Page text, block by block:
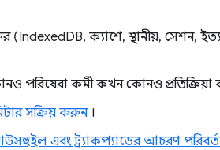
(IndexedDB, ক্যাশে, স্থানীয়, সেশন,
পরিষেবা কর্মী কখন কোনও প্রতিক্রিয়া
সক্রিয় করুন।
এবং ট্র্যাকপ্যাডের আচরণ